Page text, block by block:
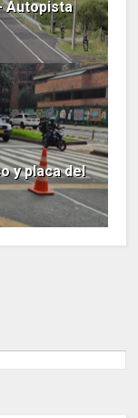
Autopista
y placa del